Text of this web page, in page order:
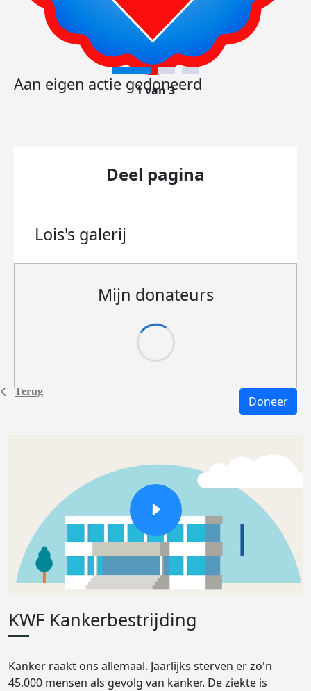
Terug
Aan eigen actie gedoneerd
1 van 3
Deel pagina
Lois's galerij
Mijn donateurs
Doneer
KWF Kankerbestrijding
Kanker raakt ons allemaal. Jaarlijks sterven er zo'n
45.000 mensen als gevolg van kanker. De ziekte is